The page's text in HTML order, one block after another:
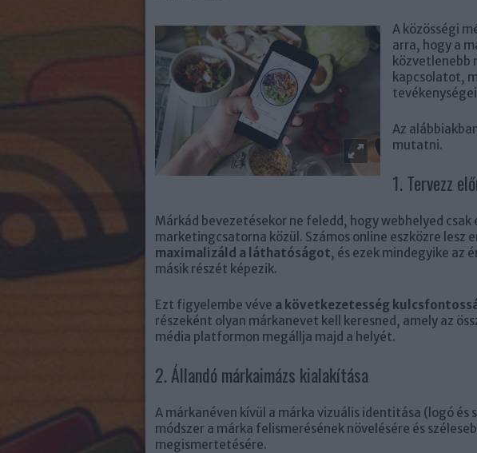
A közösségi
arra, hogy a
közvetlenebb
kapcsolatot,
Az
mutatni.
1. Tervezz
Márkád bevezetésekor ne feledd, hogy webhelyed csak
marketingcsatorna közül. Számos online eszközre lesz
maximalizáld a láthatóságot, és ezek mindegyike az
másik részét képezik.
Ezt figyelembe véve a következetesség
részeként olyan márkanevet kell keresned, amely az
média platformon megállja majd a helyét.
2. Állandó márkaimázs kialakítása
A márkanéven kívül a márka vizuális identitása (logó és
módszer a márka felismerésének növelésére és
megismertetésére.